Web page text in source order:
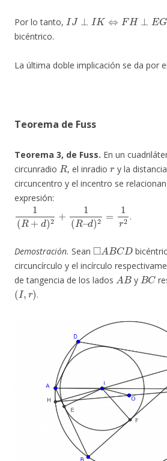
Por lo tanto,
IJ ⊥ ⇔F EG⇔ ◻A B
bicéntrico.
La última doble implicación se da por el
Teorema de Fuss
Teorema 3, de Fuss. En un
circunradio
R
, el inradio
r
y la distancia
circuncentro y el incentro se
expresión:
+d )2
.
Demostración. Sean
◻ A BCD
circuncírculo y el incírculo
de tangencia de los lados
AB
y
BC
(I,r )
.